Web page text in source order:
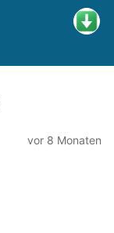
vor 8 Monaten